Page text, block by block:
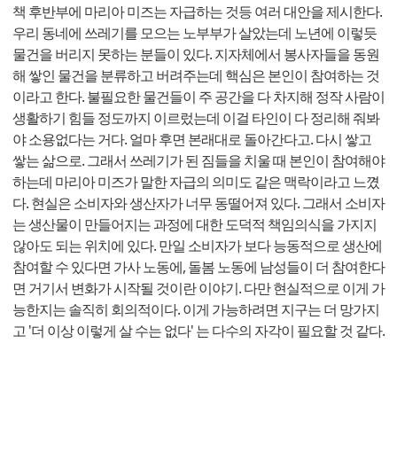
책 후반부에 마리아 미즈는 자급하는 것등 여러 대안을 제시한다.
우리 동네에 쓰레기를 모으는 노부부가 살았는데 노년에 이렇듯
물건을 버리지 못하는 분들이 있다. 지자체에서 봉사자들을 동원
해 쌓인 물건을 분류하고 버려주는데 핵심은 본인이 참여하는 것
이라고 한다. 불필요한 물건들이 주 공간을 다 차지해 정작 사람이
생활하기 힘들 정도까지 이르렀는데 이걸 타인이 다 정리해 줘봐
야 소용없다는 거다. 얼마 후면 본래대로 돌아간다고. 다시 쌓고
쌓는 삶으로. 그래서 쓰레기가 된 짐들을 치울 때 본인이 참여해야
하는데 마리아 미즈가 말한 자급의 의미도 같은 맥락이라고 느꼈
다. 현실은 소비자와 생산자가 너무 동떨어져 있다. 그래서 소비자
는 생산물이 만들어지는 과정에 대한 도덕적 책임의식을 가지지
않아도 되는 위치에 있다. 만일 소비자가 보다 능동적으로 생산에
참여할 수 있다면 가사 노동에, 돌봄 노동에 남성들이 더 참여한다
면 거기서 변화가 시작될 것이란 이야기. 다만 현실적으로 이게 가
능한지는 솔직히 회의적이다. 이게 가능하려면 지구는 더 망가지
고 '더 이상 이렇게 살 수는 없다' 는 다수의 자각이 필요할 것 같다.